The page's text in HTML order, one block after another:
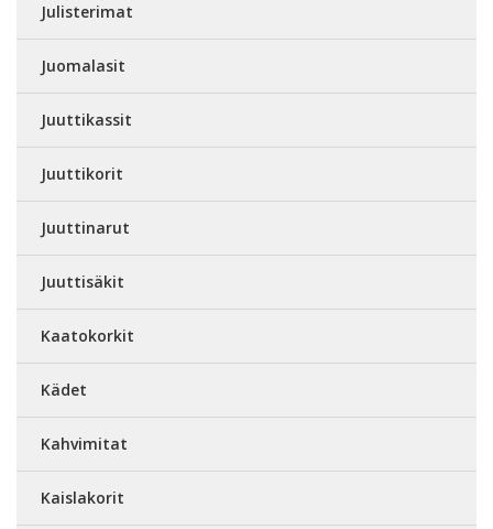
Julisterimat
Juomalasit
Juuttikassit
Juuttikorit
Juuttinarut
Juuttisäkit
Kaatokorkit
Kädet
Kahvimitat
Kaislakorit